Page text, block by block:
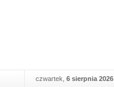
czwartek, 6 sierpnia 2026